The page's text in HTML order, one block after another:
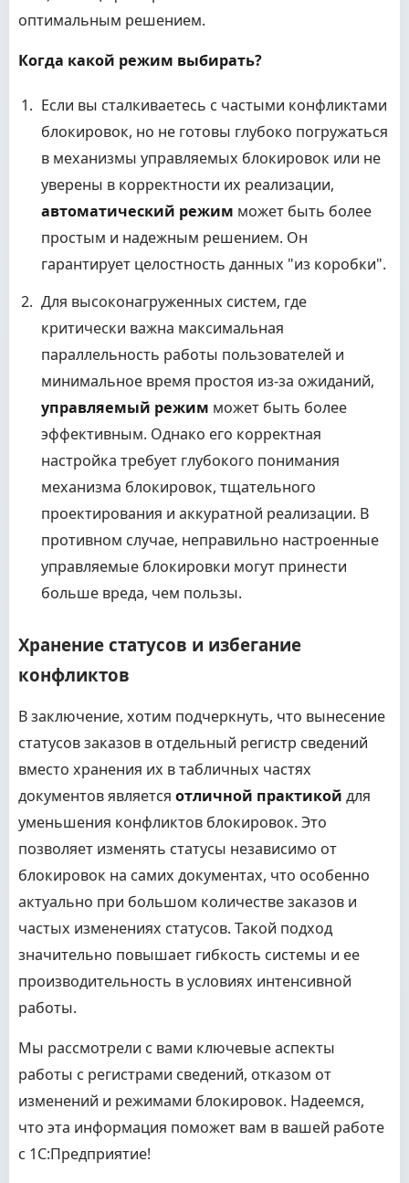
оптимальным решением.
Когда какой режим выбирать?
Если вы сталкиваетесь с частыми конфликтами
блокировок, но не готовы глубоко погружаться
в механизмы управляемых блокировок или не
уверены в корректности их реализации,
автоматический режим может быть более
простым и надежным решением. Он
гарантирует целостность данных "из коробки".
Для высоконагруженных систем, где
критически важна максимальная
параллельность работы пользователей и
минимальное время простоя из-за ожиданий,
управляемый режим может быть более
эффективным. Однако его корректная
настройка требует глубокого понимания
механизма блокировок, тщательного
проектирования и аккуратной реализации. В
противном случае, неправильно настроенные
управляемые блокировки могут принести
больше вреда, чем пользы.
Хранение статусов и избегание
конфликтов
В заключение, хотим подчеркнуть, что вынесение
статусов заказов в отдельный регистр сведений
вместо хранения их в табличных частях
документов является отличной практикой для
уменьшения конфликтов блокировок. Это
позволяет изменять статусы независимо от
блокировок на самих документах, что особенно
актуально при большом количестве заказов и
частых изменениях статусов. Такой подход
значительно повышает гибкость системы и ее
производительность в условиях интенсивной
работы.
Мы рассмотрели с вами ключевые аспекты
работы с регистрами сведений, отказом от
изменений и режимами блокировок. Надеемся,
что эта информация поможет вам в вашей работе
с 1С:Предприятие!